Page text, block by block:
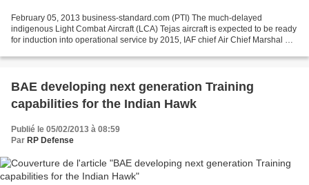
February 05, 2013 business-standard.com (PTI) The much-delayed
indigenous Light Combat Aircraft (LCA) Tejas aircraft is expected to be ready
for induction into operational service by 2015, IAF chief Air Chief Marshal N
BAE developing next generation Training
capabilities for the Indian Hawk
Publié le 05/02/2013 à 08:59
Par RP Defense